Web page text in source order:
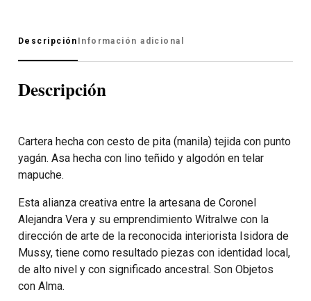
Descripción Información adicional
Descripción
Cartera hecha con cesto de pita (manila) tejida con punto
yagán. Asa hecha con lino teñido y algodón en telar
mapuche.
Esta alianza creativa entre la artesana de Coronel
Alejandra Vera y su emprendimiento Witralwe con la
dirección de arte de la reconocida interiorista Isidora de
Mussy, tiene como resultado piezas con identidad local,
de alto nivel y con significado ancestral. Son Objetos
con Alma.